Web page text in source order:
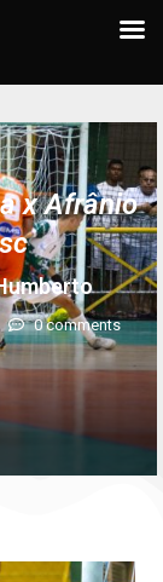
x Afrânio
0 comments